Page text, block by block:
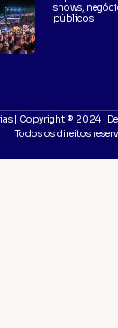
shows,
públicos
| Copyright ® 2024 |
Todos os direitos